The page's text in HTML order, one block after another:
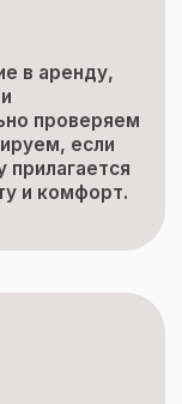
в аренду,
проверяем
если
прилагается
и комфорт.